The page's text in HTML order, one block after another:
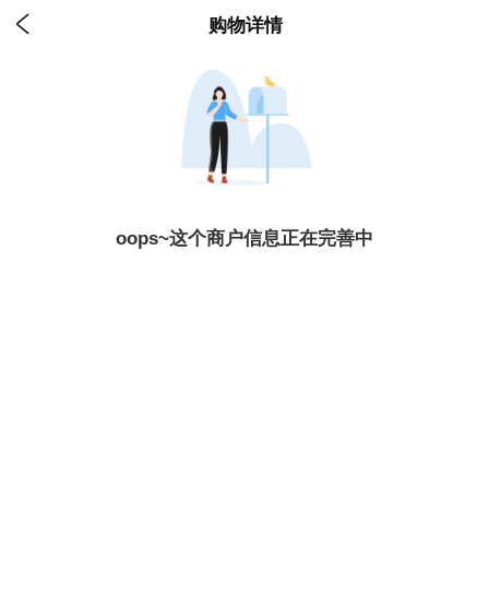
 购物详情
oops~这个商户信息正在完善中